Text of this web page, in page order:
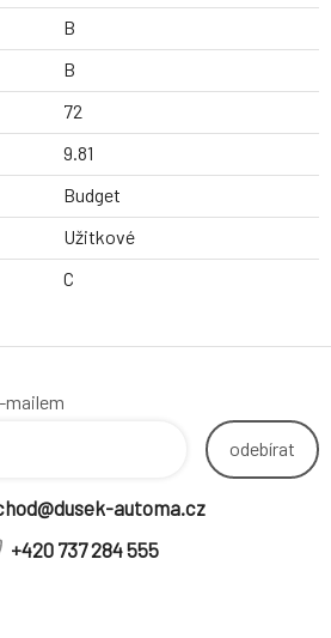
B
B
72
9.81
Budget
Užitkové
C
mailem
odebírat
automa.cz
+420 737 284 555